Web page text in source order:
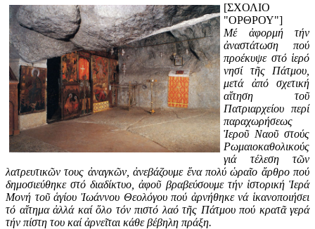
[ΣΧΟΛΙΟ
"ΟΡΘΡΟΥ"]
Μέ ἀφορμή τήν
ἀναστάτωση πού
προέκυψε στό ἱερό
νησί τῆς Πάτμου,
μετά ἀπό σχετική
αἴτηση τοῦ
Πατριαρχείου περί
παραχωρήσεως
Ἱεροῦ Ναοῦ στούς
Ρωμαιοκαθολικούς
γιά τέλεση τῶν
λατρευτικῶν τους ἀναγκῶν, ἀνεβάζουμε ἕνα πολύ ὡραῖο ἄρθρο πού
δημοσιεύθηκε στό διαδίκτυο, ἀφοῦ βραβεύσουμε τήν ἱστορική Ἱερά
Μονή τοῦ ἁγίου Ἰωάννου Θεολόγου πού ἀρνήθηκε νά ἱκανοποιήσει
τό αἴτημα ἀλλά καί ὅλο τόν πιστό λαό τῆς Πάτμου πού κρατᾶ γερά
τήν πίστη του καί ἀρνεῖται κάθε βέβηλη πράξη.